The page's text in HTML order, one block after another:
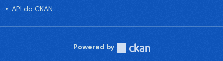
API do CKAN
Powered by